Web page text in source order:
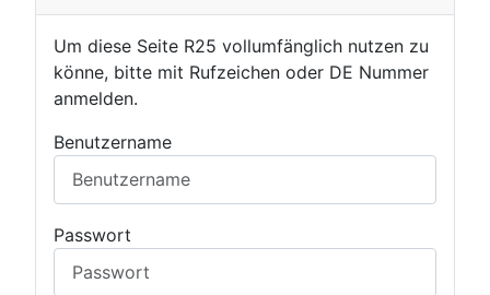
Um diese Seite R25 vollumfänglich nutzen zu
könne, bitte mit Rufzeichen oder DE Nummer
anmelden.
Benutzername
Passwort